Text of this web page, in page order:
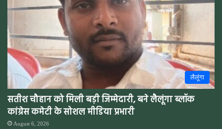
लैलूंगा
सतीश चौहान को मिली बड़ी जिम्मेदारी, बने लैलूंगा ब्लॉक
कांग्रेस कमेटी के सोशल मीडिया प्रभारी
August 6, 2026